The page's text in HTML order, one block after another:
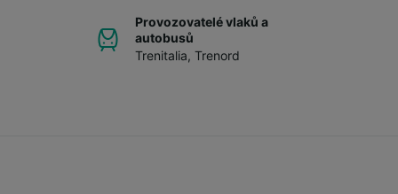
Provozovatelé vlaků a
autobusů
Trenitalia, Trenord